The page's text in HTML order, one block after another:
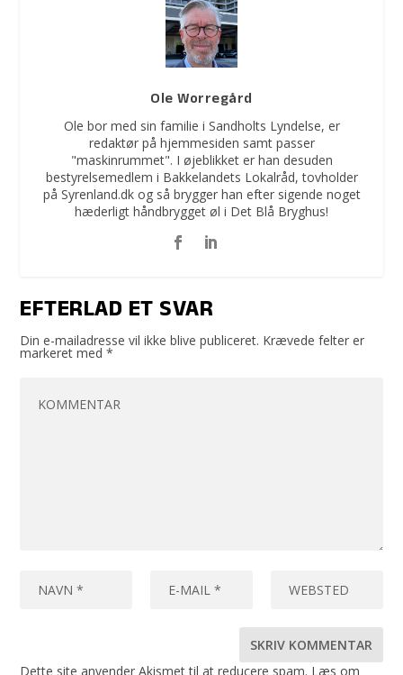
Ole Worregård
Ole bor med sin familie i Sandholts Lyndelse, er
redaktør på hjemmesiden samt passer
"maskinrummet". I øjeblikket er han desuden
bestyrelsemedlem i Bakkelandets Lokalråd, tovholder
på Syrenland.dk og så brygger han efter sigende noget
hæderligt håndbrygget øl i Det Blå Bryghus!
EFTERLAD ET SVAR
Din e-mailadresse vil ikke blive publiceret. Krævede felter er
markeret med*
Dette site anvender Akismet til at reducere spam. Læs om